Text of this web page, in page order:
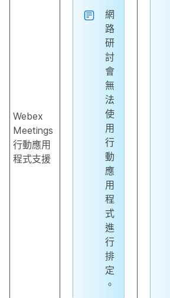
Webex
Meetings
行動應用
程式支援
網
路
研
討
會
無
法
使
用
行
動
應
用
程
式
進
行
排
定
。